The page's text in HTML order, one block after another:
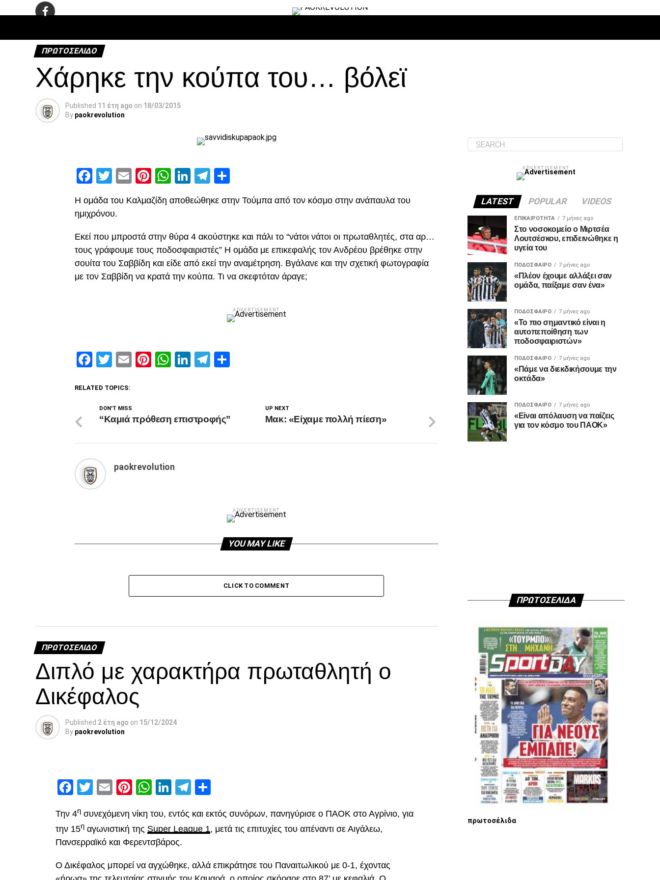
ΠΡΩΤΟΣΈΛΙΔΟ
Χάρηκε την κούπα του… βόλεϊ
Published 11 έτη ago on 18/03/2015
By paokrevolution
Facebook
Twitter
EmailPinterest
WhatsApp
LinkedIn
Telegram
Η ομάδα του Καλμαζίδη αποθεώθηκε στην Τούμπα από τον κόσμο στην ανάπαυλα του
ημιχρόνου.
Εκεί που μπροστά στην θύρα 4 ακούστηκε και πάλι το “νάτοι νάτοι οι πρωταθλητές, στα αρ…
τους γράφουμε τους ποδοσφαιριστές” Η ομάδα με επικεφαλής τον Ανδρέου βρέθηκε στην
σουίτα του Σαββίδη και είδε από εκεί την αναμέτρηση. Βγάλανε και την σχετική φωτογραφία
με τον Σαββίδη να κρατά την κούπα. Τι να σκεφτόταν άραγε;
ADVERTISEMENT
Facebook
Twitter
EmailPinterest
WhatsApp
LinkedIn
Telegram
RELATED TOPICS:
UP NEXT
Μακ: «Είχαμε πολλή πίεση»
DON'T MISS
“Καμιά πρόθεση επιστροφής”
paokrevolution
ADVERTISEMENT
YOU MAY LIKE
CLICK TO COMMENT
ΠΡΩΤΟΣΈΛΙΔΟ
Διπλό με χαρακτήρα πρωταθλητή ο
Δικέφαλος
Published 2 έτη ago on 15/12/2024
By paokrevolution
Facebook
Twitter
EmailPinterest
WhatsApp
LinkedIn
Telegram
Την 4η συνεχόμενη νίκη του, εντός και εκτός συνόρων, πανηγύρισε ο ΠΑΟΚ στο Αγρίνιο, για
την 15η αγωνιστική της Super League 1, μετά τις επιτυχίες του απέναντι σε Αιγάλεω,
Πανσερραϊκό και Φερεντσβάρος.
Ο Δικέφαλος μπορεί να αγχώθηκε, αλλά επικράτησε του Παναιτωλικού με 0-1, έχοντας
ADVERTISEMENT
LATEST POPULAR VIDEOS
ΕΠΙΚΑΙΡΌΤΗΤΑ 7 μήνες ago
Στο νοσοκομείο ο Μιρτσέα
Λουτσέσκου, επιδεινώθηκε η
υγεία του
ΠΟΔΌΣΦΑΙΡΟ 7 μήνες ago
«Πλέον έχουμε αλλάξει σαν
ομάδα, παίξαμε σαν ένα»
ΠΟΔΌΣΦΑΙΡΟ 7 μήνες ago
«Το πιο σημαντικό είναι η
αυτοπεποίθηση των
ποδοσφαιριστών»
ΠΟΔΌΣΦΑΙΡΟ 7 μήνες ago
«Πάμε να διεκδικήσουμε την
οκτάδα»
ΠΟΔΌΣΦΑΙΡΟ 7 μήνες ago
«Είναι απόλαυση να παίζεις
για τον κόσμο του ΠΑΟΚ»
ΠΡΩΤΟΣΕΛΙΔΑ
πρωτοσέλιδα